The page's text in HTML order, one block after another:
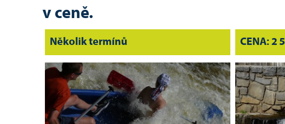
v ceně.
Několik termínů CENA: 2